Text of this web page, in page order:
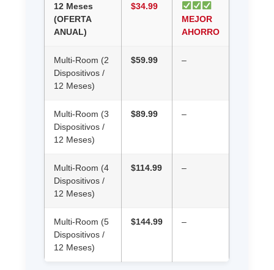
12 Meses
(OFERTA
ANUAL)
$34.99
MEJOR
AHORRO
Multi-Room (2
Dispositivos /
12 Meses)
$59.99 –
Multi-Room (3
Dispositivos /
12 Meses)
$89.99 –
Multi-Room (4
Dispositivos /
12 Meses)
$114.99 –
Multi-Room (5
Dispositivos /
12 Meses)
$144.99 –